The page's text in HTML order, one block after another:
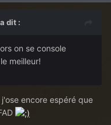
dit :
on se console
meilleur!
encore espéré que